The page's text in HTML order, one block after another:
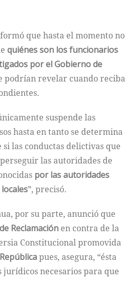
que hasta el momento no
quiénes son los funcionarios
por el Gobierno de
podrían revelar cuando reciba
suspende las
hasta en tanto se determina
las conductas delictivas que
las autoridades de
por las autoridades
”, precisó.
por su parte, anunció que
Reclamación en contra de la
Constitucional promovida
pues, asegura, “ésta
necesarios para que